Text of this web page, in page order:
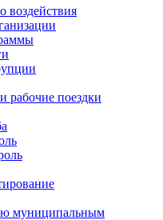
воздействия
рабочие поездки
муниципальным